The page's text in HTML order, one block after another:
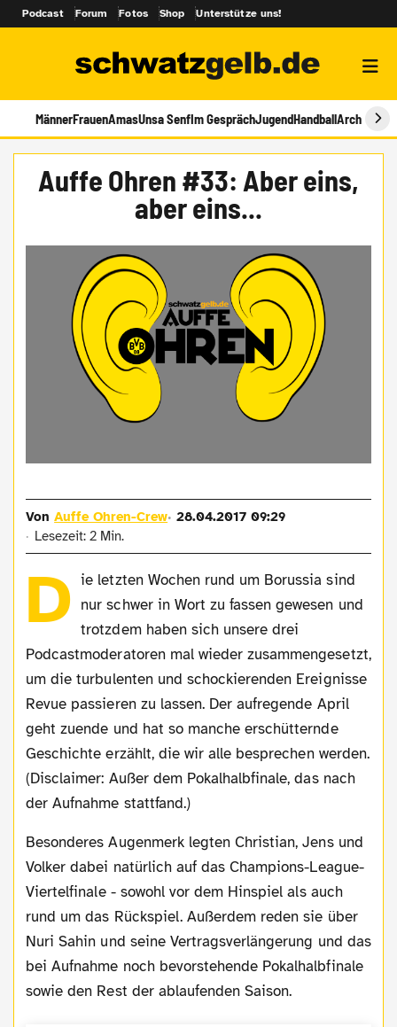
Podcast Forum Fotos Shop Unterstütze uns!
MännerFrauenAmasUnsa SenfIm GesprächJugendHandballArchiv
Auffe Ohren #33: Aber eins,
aber eins...
VonAuffe Ohren-Crew 28.04.2017 09:29
Lesezeit: 2 Min.
D ie letzten Wochen rund um Borussia sind
nur schwer in Wort zu fassen gewesen und
trotzdem haben sich unsere drei
Podcastmoderatoren mal wieder zusammengesetzt,
um die turbulenten und schockierenden Ereignisse
Revue passieren zu lassen. Der aufregende April
geht zuende und hat so manche erschütternde
Geschichte erzählt, die wir alle besprechen werden.
(Disclaimer: Außer dem Pokalhalbfinale, das nach
der Aufnahme stattfand.)
Besonderes Augenmerk legten Christian, Jens und
Volker dabei natürlich auf das Champions-League-
Viertelfinale - sowohl vor dem Hinspiel als auch
rund um das Rückspiel. Außerdem reden sie über
Nuri Sahin und seine Vertragsverlängerung und das
bei Aufnahme noch bevorstehende Pokalhalbfinale
sowie den Rest der ablaufenden Saison.